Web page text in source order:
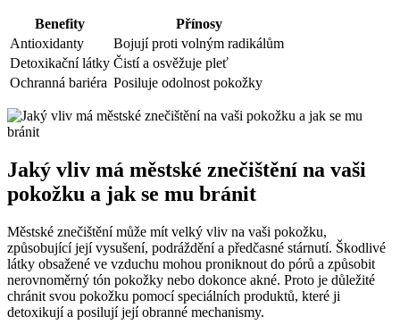
Benefity
Přínosy
Antioxidanty
Bojují proti volným radikálům
Detoxikační látky Čistí a osvěžuje pleť
Ochranná bariéra Posiluje odolnost pokožky
Jaký vliv má městské znečištění na vaši
pokožku a jak se mu bránit
Městské znečištění může mít velký vliv na vaši pokožku,
způsobující její vysušení, podráždění a předčasné stárnutí. Škodlivé
látky obsažené ve vzduchu mohou proniknout do pórů a způsobit
nerovnoměrný tón pokožky nebo dokonce akné. Proto je důležité
chránit svou pokožku pomocí speciálních produktů, které ji
detoxikují a posilují její obranné mechanismy.